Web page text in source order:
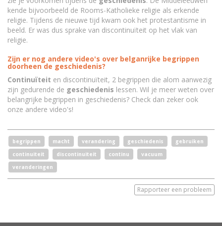
kende bijvoorbeeld de Rooms-Katholieke religie als erkende
religie. Tijdens de nieuwe tijd kwam ook het protestantisme in
beeld. Er was dus sprake van discontinuïteit op het vlak van
religie.
Zijn er nog andere video's over belganrijke begrippen
doorheen de geschiedenis?
Continuïteit en discontinuïteit, 2 begrippen die alom aanwezig
zijn gedurende de geschiedenis lessen. Wil je meer weten over
belangrijke begrippen in geschiedenis? Check dan zeker ook
onze andere video's!
begrippen macht verandering geschiedenis
gebruiken
continuiteit
discontinuiteit continu
vacuum
veranderingen
Rapporteer een probleem